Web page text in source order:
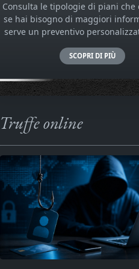
Consulta le tipologie di piani che
se hai bisogno di maggiori
serve un preventivo
SCOPRI DI PIÙ
Truffe online